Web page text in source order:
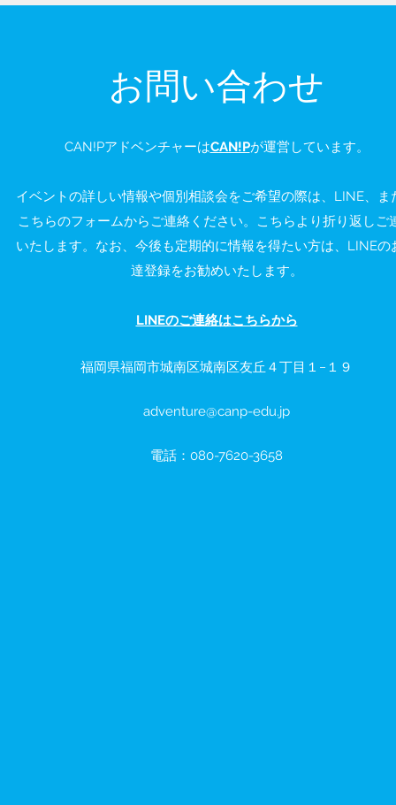
お問い合わせ
CAN!PアドベンチャーはCAN!Pが運営しています。
イベントの詳しい情報や個別相談会をご希望の際は、LINE、ま
こちらのフォームからご連絡ください。こちらより折り返しご
いたします。なお、今後も定期的に情報を得たい方は、LINEの
達登録をお勧めいたします。
LINEのご連絡はこちらから
福岡県福岡市城南区城南区友丘４丁目１−１９
adventure@canp-edu.jp
電話：080-7620-3658